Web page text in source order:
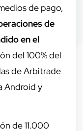
de pago,
de
en el
del 100% del
de Arbitrade
Android y
de 11.000